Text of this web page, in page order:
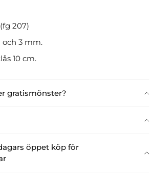
gratismönster?
öppet köp för
207)
och 3 mm.
10 cm.